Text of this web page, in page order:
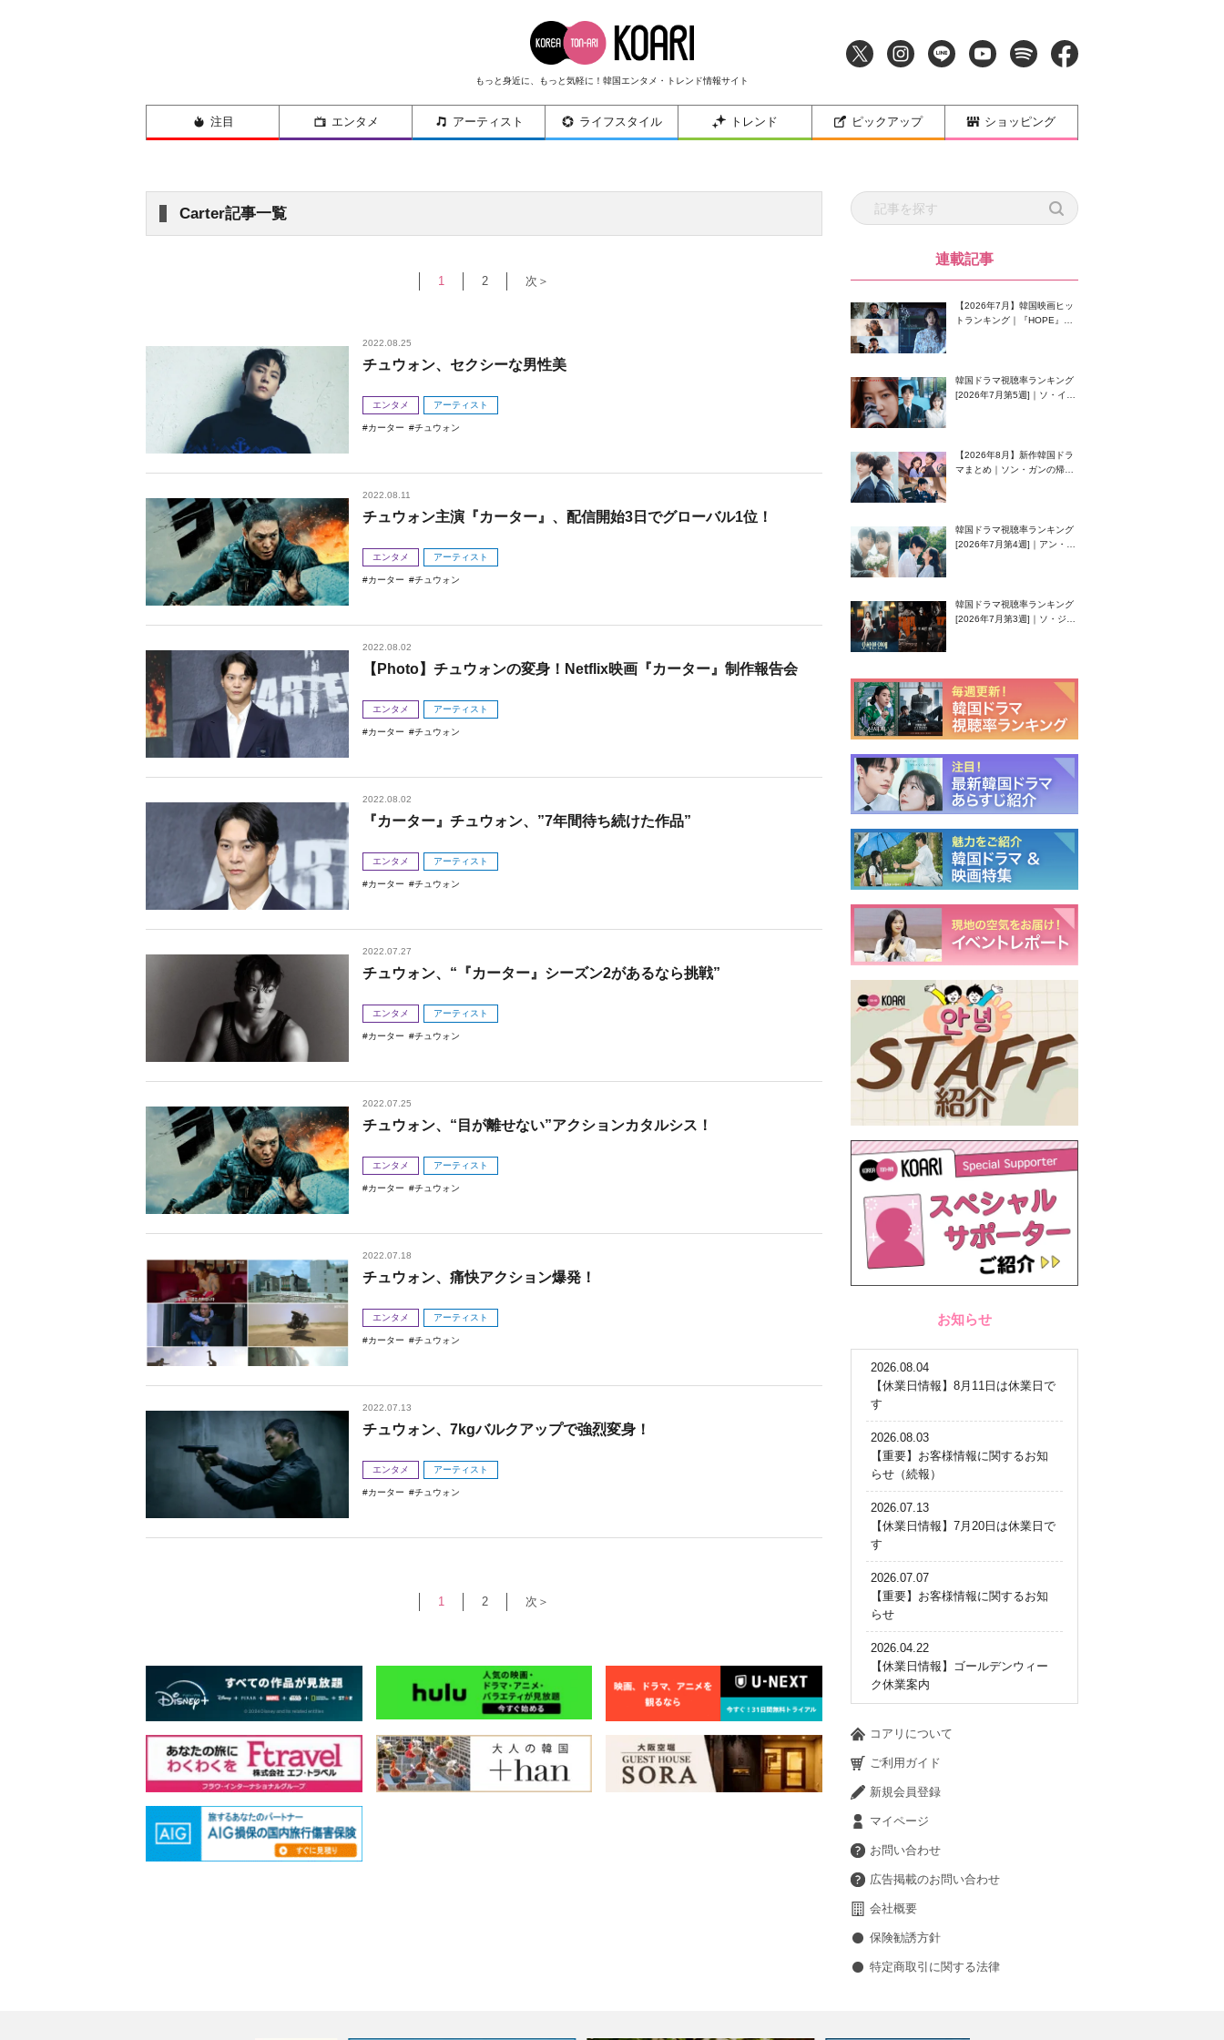
もっと身近に、もっと気軽に！韓国エンタメ・トレンド情報サイト
注目 エンタメ アーティスト ライフスタイル トレンド ピックアップ ショッピング
Carter記事一覧
1 2 次＞
2022.08.25
チュウォン、セクシーな男性美
エンタメ アーティスト
カーター チュウォン
2022.08.11
チュウォン主演『カーター』、配信開始3日でグローバル1位！
エンタメ アーティスト
カーター チュウォン
2022.08.02
【Photo】チュウォンの変身！Netflix映画『カーター』制作報告会
エンタメ アーティスト
カーター チュウォン
2022.08.02
『カーター』チュウォン、”7年間待ち続けた作品”
エンタメ アーティスト
カーター チュウォン
2022.07.27
チュウォン、“『カーター』シーズン2があるなら挑戦”
エンタメ アーティスト
カーター チュウォン
2022.07.25
チュウォン、“目が離せない”アクションカタルシス！
エンタメ アーティスト
カーター チュウォン
2022.07.18
チュウォン、痛快アクション爆発！
エンタメ アーティスト
カーター チュウォン
2022.07.13
チュウォン、7kgバルクアップで強烈変身！
エンタメ アーティスト
カーター チュウォン
1 2 次＞
連載記事
【2026年7月】韓国映画ヒッ
トランキング｜『HOPE』が
韓国ドラマ視聴率ランキング
[2026年7月第5週]｜ソ・イン
【2026年8月】新作韓国ドラ
マまとめ｜ソン・ガンの帰
韓国ドラマ視聴率ランキング
[2026年7月第4週]｜アン・ヒ
韓国ドラマ視聴率ランキング
[2026年7月第3週]｜ソ・ジソ
お知らせ
2026.08.04
【休業日情報】8月11日は休業日で
す
2026.08.03
【重要】お客様情報に関するお知
らせ（続報）
2026.07.13
【休業日情報】7月20日は休業日で
す
2026.07.07
【重要】お客様情報に関するお知
らせ
2026.04.22
【休業日情報】ゴールデンウィー
ク休業案内
コアリについて
ご利用ガイド
新規会員登録
マイページ
お問い合わせ
広告掲載のお問い合わせ
会社概要
保険勧誘方針
特定商取引に関する法律